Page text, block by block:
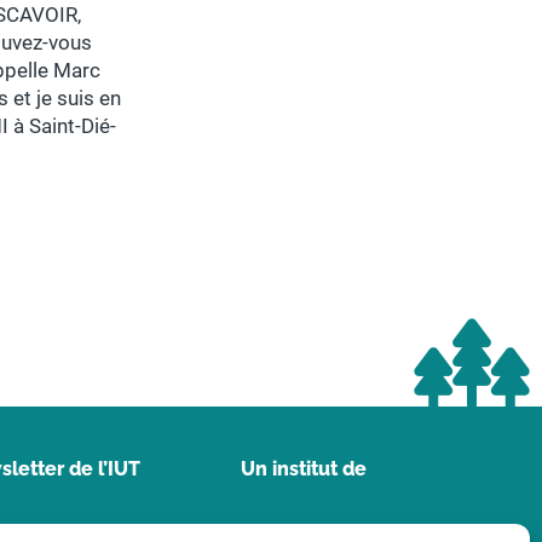
vous
Marc
et je suis en
à Saint-Dié-
de l’IUT Un institut de